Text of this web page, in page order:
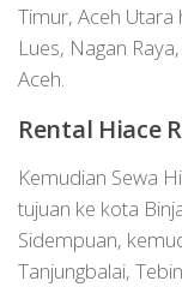
Timur, Aceh Utara
Lues, Nagan
Aceh.
Rental Hiace
Kemudian Sewa
tujuan ke kota
Sidempuan,
Tanjungbalai,